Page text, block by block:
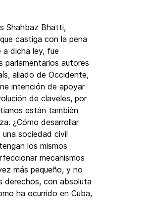
Shahbaz Bhatti,
castiga con la pena
a dicha ley, fue
parlamentarios autores
aliado de Occidente,
intención de apoyar
de claveles, por
están también
¿Cómo desarrollar
sociedad civil
los mismos
mecanismos
más pequeño, y no
derechos, con absoluta
ha ocurrido en Cuba,